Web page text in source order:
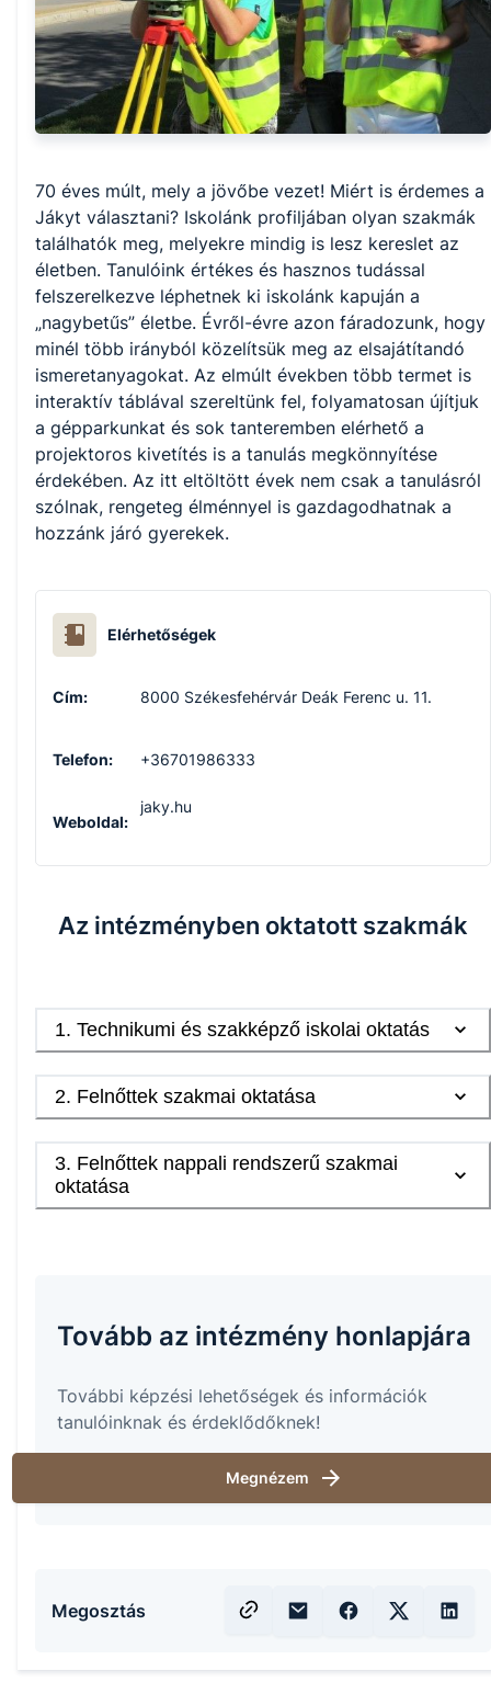
70 éves múlt, mely a jövőbe vezet! Miért is érdemes a
Jákyt választani? Iskolánk profiljában olyan szakmák
találhatók meg, melyekre mindig is lesz kereslet az
életben. Tanulóink értékes és hasznos tudással
felszerelkezve léphetnek ki iskolánk kapuján a
„nagybetűs” életbe. Évről-évre azon fáradozunk, hogy
minél több irányból közelítsük meg az elsajátítandó
ismeretanyagokat. Az elmúlt években több termet is
interaktív táblával szereltünk fel, folyamatosan újítjuk
a gépparkunkat és sok tanteremben elérhető a
projektoros kivetítés is a tanulás megkönnyítése
érdekében. Az itt eltöltött évek nem csak a tanulásról
szólnak, rengeteg élménnyel is gazdagodhatnak a
hozzánk járó gyerekek.
Elérhetőségek
Cím: 8000 Székesfehérvár Deák Ferenc u. 11.
Telefon: +36701986333
Weboldal:
jaky.hu
Az intézményben oktatott szakmák
1. Technikumi és szakképző iskolai oktatás
2. Felnőttek szakmai oktatása
3. Felnőttek nappali rendszerű szakmai
oktatása
Tovább az intézmény honlapjára
További képzési lehetőségek és információk
tanulóinknak és érdeklődőknek!
Megnézem
Megosztás